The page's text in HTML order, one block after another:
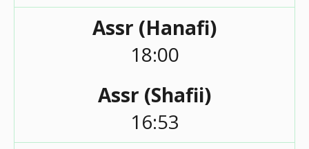
Assr (Hanafi)
18:00
Assr (Shafii)
16:53